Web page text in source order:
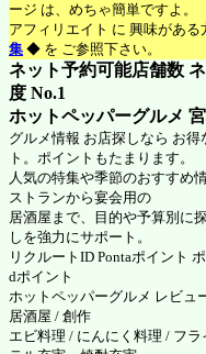
ージ は、めちゃ簡単ですよ。
アフィリエイト に 興味があ
集 ◆ を ご参照下さい。
ネット予約可能店舗数
度 No.1
ホットペッパーグルメ
グルメ情報 お店探しなら お
ト。ポイントもたまります。
人気の特集や季節のおすすめ
ストランから宴会用の
居酒屋まで、目的や予算別に
しを強力にサポート。
リクルートID Pontaポイント
dポイント
ホットペッパーグルメ レビュ
居酒屋 / 創作
エビ料理 / にんにく料理 / フ